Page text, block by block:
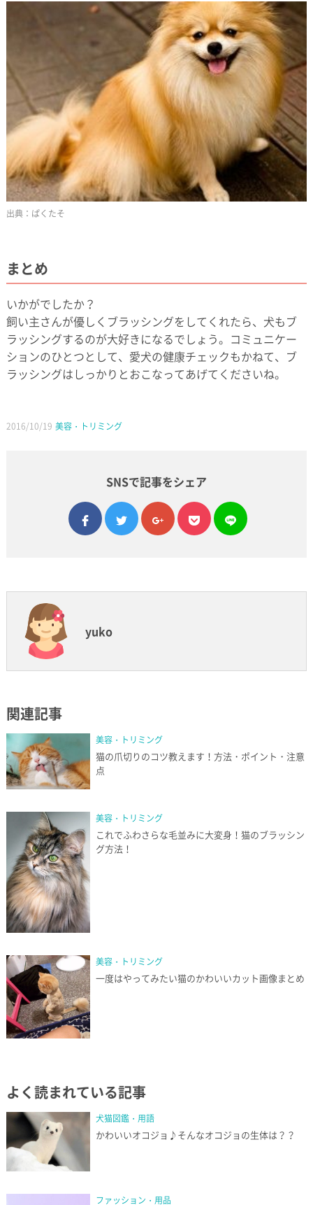
ぱくたそ
まとめ
いかがでしたか？
飼い主さんが優しくブラッシングをしてくれたら、犬もブ
ラッシングするのが大好きになるでしょう。コミュニケー
ションのひとつとして、愛犬の健康チェックもかねて、ブ
ラッシングはしっかりとおこなってあげてくださいね。
2016/10/19 美容・トリミング
SNSで記事をシェア
facebook
twittergoogle plus
pocket
line
yuko
関連記事
美容・トリミング
猫の爪切りのコツ教えます！方法・ポイント・注意
点
美容・トリミング
これでふわさらな毛並みに大変身！猫のブラッシン
グ方法！
美容・トリミング
一度はやってみたい猫のかわいいカット画像まとめ
よく読まれている記事
犬猫図鑑・用語
かわいいオコジョ♪そんなオコジョの生体は？？
ファッション・用品